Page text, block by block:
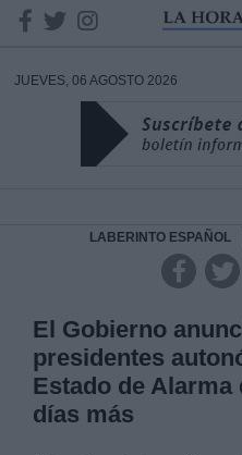
JUEVES, 06 AGOSTO 2026
LABERINTO ESPAÑOL
El Gobierno
presidentes
Estado de
días más
DATOS
Responsable:
Legitimación: